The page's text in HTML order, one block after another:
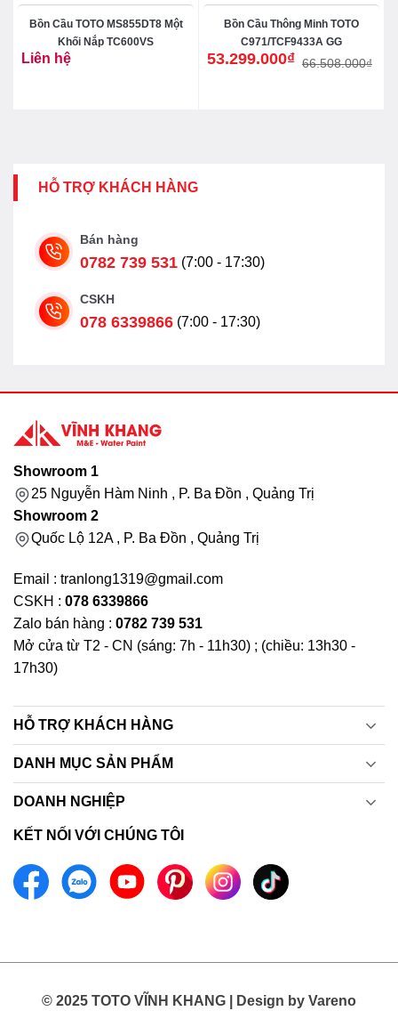
Bồn Cầu TOTO MS855DT8 Một
Khối Nắp TC600VS
Liên hệ
Bồn Cầu Thông Minh TOTO
C971/TCF9433A GG
66.508.000₫
Giá
53.299.000₫
Giá
HỖ TRỢ KHÁCH HÀNG
Bán hàng
0782 739 531 (7:00 - 17:30)
CSKH
078 6339866 (7:00 - 17:30)
Showroom 1
25 Nguyễn Hàm Ninh , P. Ba Đồn , Quảng Trị
Showroom 2
Quốc Lộ 12A , P. Ba Đồn , Quảng Trị
Email : tranlong1319@gmail.com
CSKH : 078 6339866
Zalo bán hàng : 0782 739 531
Mở cửa từ T2 - CN (sáng: 7h - 11h30) ; (chiều: 13h30 -
17h30)
HỖ TRỢ KHÁCH HÀNG
DANH MỤC SẢN PHẨM
DOANH NGHIỆP
KẾT NỐI VỚI CHÚNG TÔI
© 2025 TOTO VĨNH KHANG | Design by Vareno